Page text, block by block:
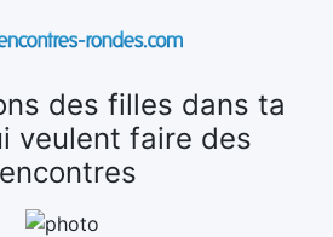
des filles dans ta
veulent faire des